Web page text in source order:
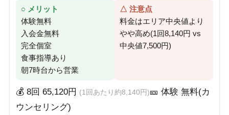
○ メリット
体験無料
入会金無料
完全個室
食事指導あり
朝7時台から営業
△ 注意点
料金はエリア中央値より
やや高め(1回8,140円 vs
中央値7,500円)
💰 8回 65,120円 (1回あたり約8,140円)🎫 体験 無料(カ
ウンセリング)